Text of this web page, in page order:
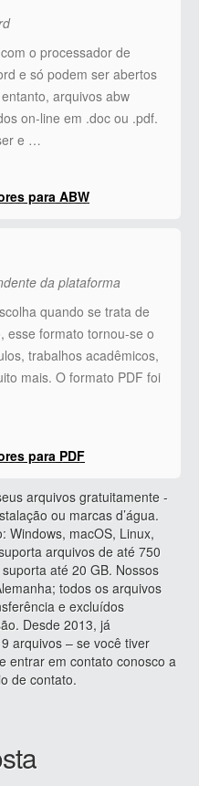
o processador de
e só podem ser abertos
arquivos abw
on-line em .doc ou .pdf.
e …
para ABW
da plataforma
quando se trata de
esse formato tornou-se o
trabalhos acadêmicos,
mais. O formato PDF foi
para PDF
arquivos gratuitamente -
ou marcas d’água.
Windows, macOS, Linux,
arquivos de até 750
até 20 GB. Nossos
todos os arquivos
e excluídos
Desde 2013, já
arquivos – se você tiver
entrar em contato conosco a
de contato.